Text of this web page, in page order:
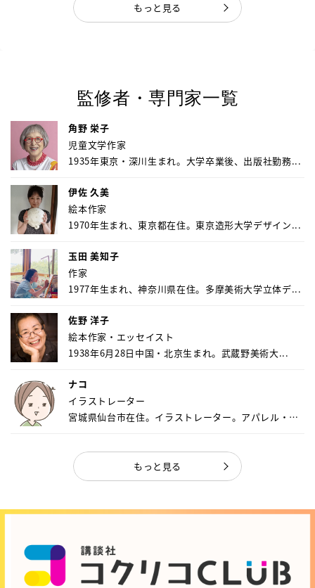
もっと見る
監修者・専門家一覧
角野 栄子
児童文学作家
1935年東京・深川生まれ。大学卒業後、出版社勤務...
伊佐 久美
絵本作家
1970年生まれ、東京都在住。東京造形大学デザイン...
玉田 美知子
作家
1977年生まれ、神奈川県在住。多摩美術大学立体デ...
佐野 洋子
絵本作家・エッセイスト
1938年6月28日中国・北京生まれ。武蔵野美術大...
ナコ
イラストレーター
宮城県仙台市在住。イラストレーター。アパレル・キ
もっと見る